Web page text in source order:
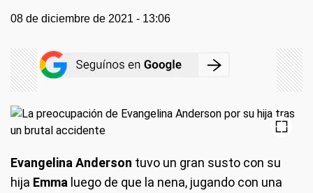
08 de diciembre de 2021 - 13:06
Evangelina Anderson tuvo un gran susto con su
hija Emma luego de que la nena, jugando con una